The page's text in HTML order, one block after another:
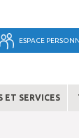
ESPACE
ET SERVICES